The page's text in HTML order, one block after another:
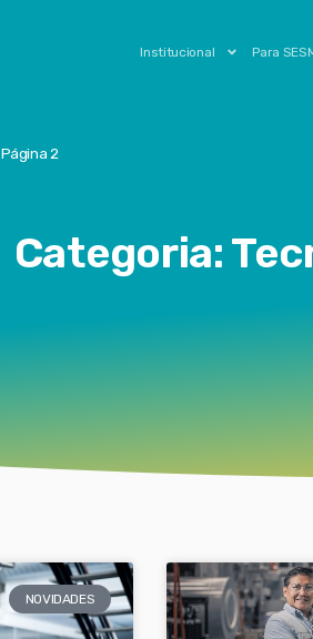
Institucional Para
Página 2
Categoria:
NOVIDADES